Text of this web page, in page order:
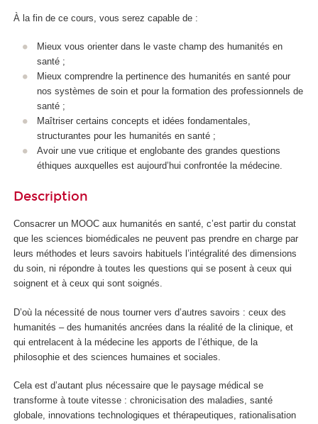
À la fin de ce cours, vous serez capable de :
Mieux vous orienter dans le vaste champ des humanités en
santé ;
Mieux comprendre la pertinence des humanités en santé pour
nos systèmes de soin et pour la formation des professionnels de
santé ;
Maîtriser certains concepts et idées fondamentales,
structurantes pour les humanités en santé ;
Avoir une vue critique et englobante des grandes questions
éthiques auxquelles est aujourd’hui confrontée la médecine.
Description
Consacrer un MOOC aux humanités en santé, c’est partir du constat
que les sciences biomédicales ne peuvent pas prendre en charge par
leurs méthodes et leurs savoirs habituels l’intégralité des dimensions
du soin, ni répondre à toutes les questions qui se posent à ceux qui
soignent et à ceux qui sont soignés.
D’où la nécessité de nous tourner vers d’autres savoirs : ceux des
humanités – des humanités ancrées dans la réalité de la clinique, et
qui entrelacent à la médecine les apports de l’éthique, de la
philosophie et des sciences humaines et sociales.
Cela est d’autant plus nécessaire que le paysage médical se
transforme à toute vitesse : chronicisation des maladies, santé
globale, innovations technologiques et thérapeutiques, rationalisation